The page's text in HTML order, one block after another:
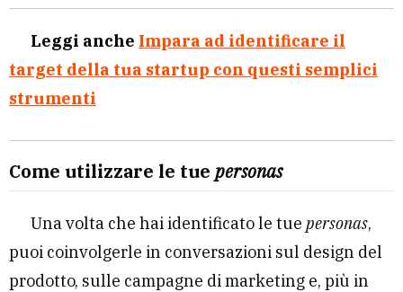
Leggi anche Impara ad identificare il
target della tua startup con questi semplici
strumenti
Come utilizzare le tue personas
Una volta che hai identificato le tue personas,
puoi coinvolgerle in conversazioni sul design del
prodotto, sulle campagne di marketing e, più in